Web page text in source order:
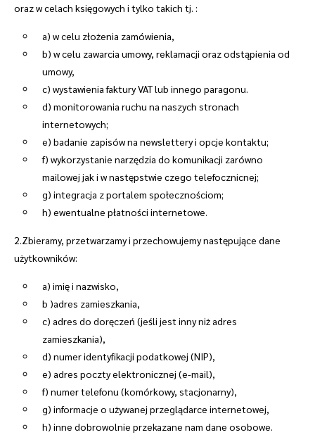
oraz w celach księgowych i tylko takich tj. :
a) w celu złożenia zamówienia,
b) w celu zawarcia umowy, reklamacji oraz odstąpienia od
umowy,
c) wystawienia faktury VAT lub innego paragonu.
d) monitorowania ruchu na naszych stronach
internetowych;
e) badanie zapisów na newslettery i opcje kontaktu;
f) wykorzystanie narzędzia do komunikacji zarówno
mailowej jak i w następstwie czego telefocznicnej;
g) integracja z portalem społecznościom;
h) ewentualne płatności internetowe.
2.Zbieramy, przetwarzamy i przechowujemy następujące dane
użytkowników:
a) imię i nazwisko,
b )adres zamieszkania,
c) adres do doręczeń (jeśli jest inny niż adres
zamieszkania),
d) numer identyfikacji podatkowej (NIP),
e) adres poczty elektronicznej (e-mail),
f) numer telefonu (komórkowy, stacjonarny),
g) informacje o używanej przeglądarce internetowej,
h) inne dobrowolnie przekazane nam dane osobowe.